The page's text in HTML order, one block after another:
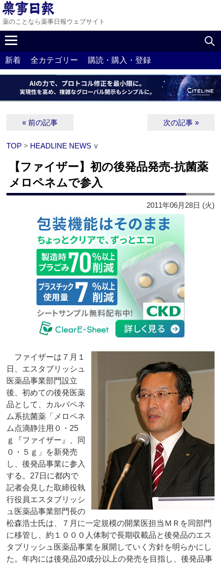
薬のことなら薬事日報ウェブサイト
新着 全カテゴリー 購読・購入・登録
« 前の記事 次の記事 »
TOP > HEADLINE NEWS ∨
【ファイザー】初の後発品発売‐抗菌薬
メロペネムで参入
2011年06月28日 (火)
ファイザーは７月１
日、エスタブリッシュ
医薬品事業部門設立
後、初めての後発医薬
品として、カルバペネ
ム系抗菌薬「メロペネ
ム点滴静注用０・25
ｇ『ファイザー』、同
０・５ｇ」を新発売
し、後発品事業に参入
する。27日に都内で
記者会見した取締役執
行役員エスタブリッシ
ュ医薬品事業部門長の
松森浩士氏は、７月に一定規模の開業医担当ＭＲを同部門
に移管し、約１０００人体制で長期収載品と後発品のエス
タブリッシュ医薬品事業を展開していく方針を明らかにし
た。年内には後発品20成分以上の発売を目指し、後発品事